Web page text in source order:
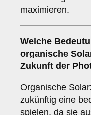
maximieren.
Welche
organische
Zukunft der
Organische
zukünftig eine
spielen, da sie